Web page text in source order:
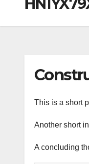
This is a short
Another short
A concluding
m